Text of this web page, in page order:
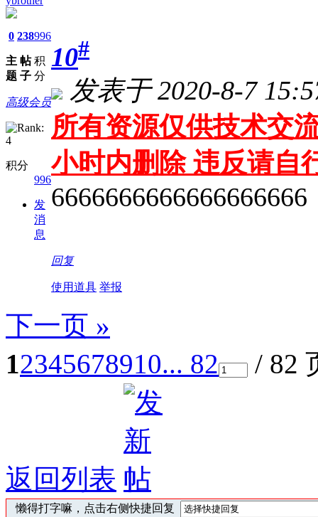
0
主
题
238
帖
子
996
积
分
高级会员
积分
996
发
消
息
10#
发表于 2020-8-7
所有资源仅供技术交
小时内删除 违反请自
6666666666666666666
回复
使用道具 举报
下一页 »
12345678910... 82 / 82
返回列表
懒得打字嘛，点击右侧快捷回复